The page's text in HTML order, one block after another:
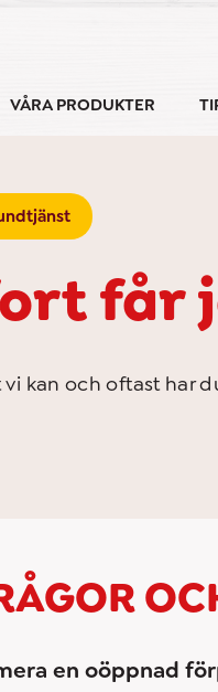
VÅRA PRODUKTER
får
vi kan och oftast har
en oöppnad